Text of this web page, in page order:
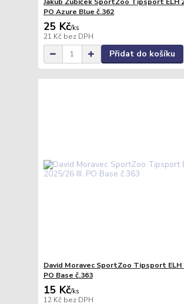
Jakub Zubíček SportZoo Tipsport ELH
PO Azure Blue č.362
25 Kč/ks
21 Kč bez DPH
Přidat do košíku
David Moravec SportZoo Tipsport ELH
PO Base č.363
15 Kč/ks
12 Kč bez DPH